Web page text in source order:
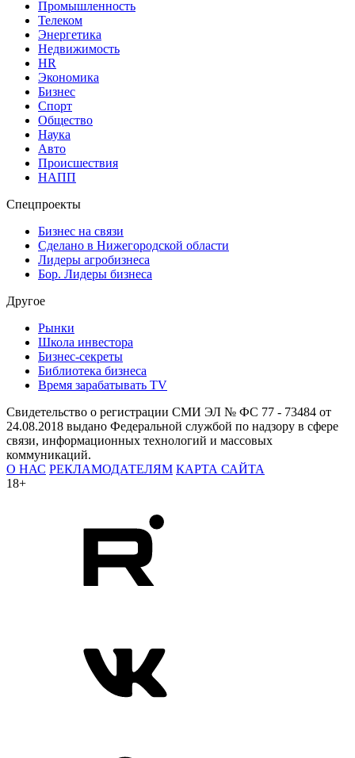
Промышленность
Телеком
Энергетика
Недвижимость
HR
Экономика
Бизнес
Спорт
Общество
Наука
Авто
Происшествия
НАПП
Спецпроекты
Бизнес на связи
Сделано в Нижегородской области
Лидеры агробизнеса
Бор. Лидеры бизнеса
Другое
Рынки
Школа инвестора
Бизнес-секреты
Библиотека бизнеса
Время зарабатывать TV
Свидетельство о регистрации СМИ ЭЛ № ФС 77 - 73484 от
24.08.2018 выдано Федеральной службой по надзору в сфере
связи, информационных технологий и массовых
коммуникаций.
О НАС РЕКЛАМОДАТЕЛЯМ КАРТА САЙТА
18+